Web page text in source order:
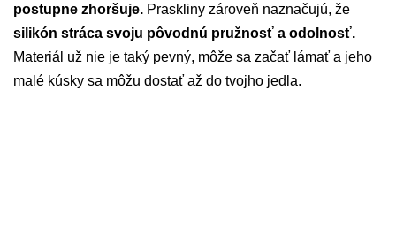
postupne zhoršuje. Praskliny zároveň naznačujú, že
silikón stráca svoju pôvodnú pružnosť a odolnosť.
Materiál už nie je taký pevný, môže sa začať lámať a jeho
malé kúsky sa môžu dostať až do tvojho jedla.